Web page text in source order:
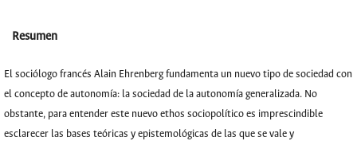
Resumen
El sociólogo francés Alain Ehrenberg fundamenta un nuevo tipo de sociedad con
el concepto de autonomía: la sociedad de la autonomía generalizada. No
obstante, para entender este nuevo ethos sociopolítico es imprescindible
esclarecer las bases teóricas y epistemológicas de las que se vale y